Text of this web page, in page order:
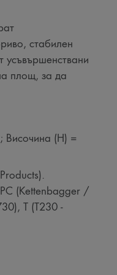
стабилен
усъвършенствани
площ, за да
(H) =
(Kettenbagger /
T (T230 -